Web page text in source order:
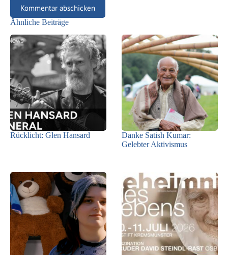
Kommentar abschicken
Ähnliche Beiträge
Rücklicht: Glen Hansard
Danke Satish Kumar:
Gelebter Aktivismus